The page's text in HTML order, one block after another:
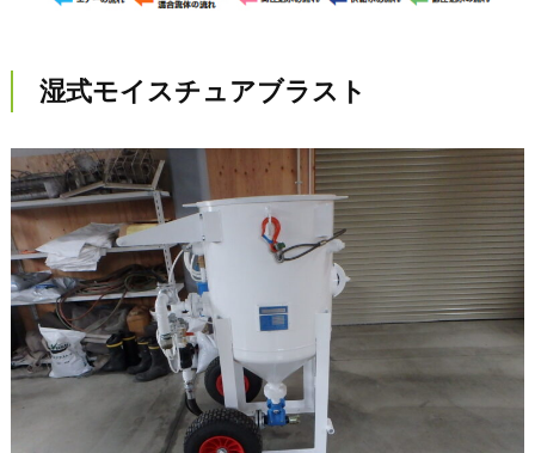
湿式モイスチュアブラスト